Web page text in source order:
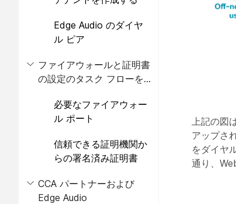
Edge Audio のダイヤ
ル ピア
ファイアウォールと証明書
の設定のタスク フローを
必要なファイアウォー
ル ポート
信頼できる証明機関か
らの署名済み証明書
CCA パートナーおよび
Edge Audio
上記の図
アップさ
をダイヤ
通り、